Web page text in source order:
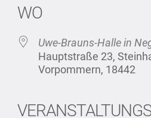
WO
Uwe-Brauns-Halle in
Hauptstraße 23,
Vorpommern, 18442